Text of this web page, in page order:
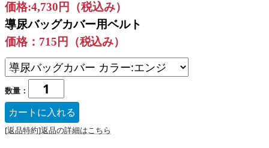
価格:4,730円（税込み）
導尿バッグカバー用ベルト
価格：715円
（税込み）
数量：
[返品特約]返品の詳細はこちら